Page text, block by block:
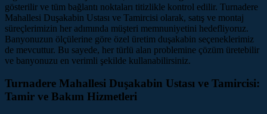
gösterilir ve tüm bağlantı noktaları titizlikle kontrol edilir. Turnadere
Mahallesi Duşakabin Ustası ve Tamircisi olarak, satış ve montaj
süreçlerimizin her adımında müşteri memnuniyetini hedefliyoruz.
Banyonuzun ölçülerine göre özel üretim duşakabin seçeneklerimiz
de mevcuttur. Bu sayede, her türlü alan problemine çözüm üretebilir
ve banyonuzu en verimli şekilde kullanabilirsiniz.
Turnadere Mahallesi Duşakabin Ustası ve Tamircisi:
Tamir ve Bakım Hizmetleri